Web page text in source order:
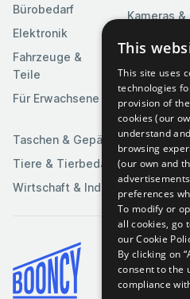
Bürobedarf
Elektronik
Fahrzeuge &
Teile
Für Erwachsene
Kameras &
Kunst &
Medien
Taschen & Gepäck
Tiere & Tierbedarf
Wirtschaft & Industrie
This
This site uses
technologies
provision of
cookies (our
understand
browsing
(our own and
preferences
To modify or
all cookies, go
our Cookie
By clicking on
consent to the
compliance